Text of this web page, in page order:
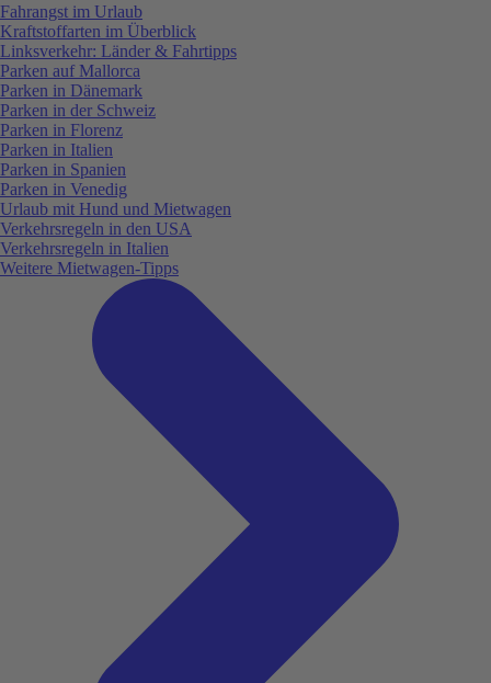
Fahrangst im Urlaub
Kraftstoffarten im Überblick
Linksverkehr: Länder & Fahrtipps
Parken auf Mallorca
Parken in Dänemark
Parken in der Schweiz
Parken in Florenz
Parken in Italien
Parken in Spanien
Parken in Venedig
Urlaub mit Hund und Mietwagen
Verkehrsregeln in den USA
Verkehrsregeln in Italien
Weitere Mietwagen-Tipps